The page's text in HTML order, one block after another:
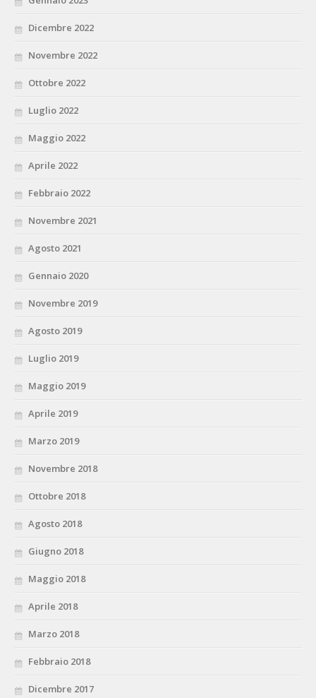
Dicembre 2022
Novembre 2022
Ottobre 2022
Luglio 2022
Maggio 2022
Aprile 2022
Febbraio 2022
Novembre 2021
Agosto 2021
Gennaio 2020
Novembre 2019
Agosto 2019
Luglio 2019
Maggio 2019
Aprile 2019
Marzo 2019
Novembre 2018
Ottobre 2018
Agosto 2018
Giugno 2018
Maggio 2018
Aprile 2018
Marzo 2018
Febbraio 2018
Dicembre 2017